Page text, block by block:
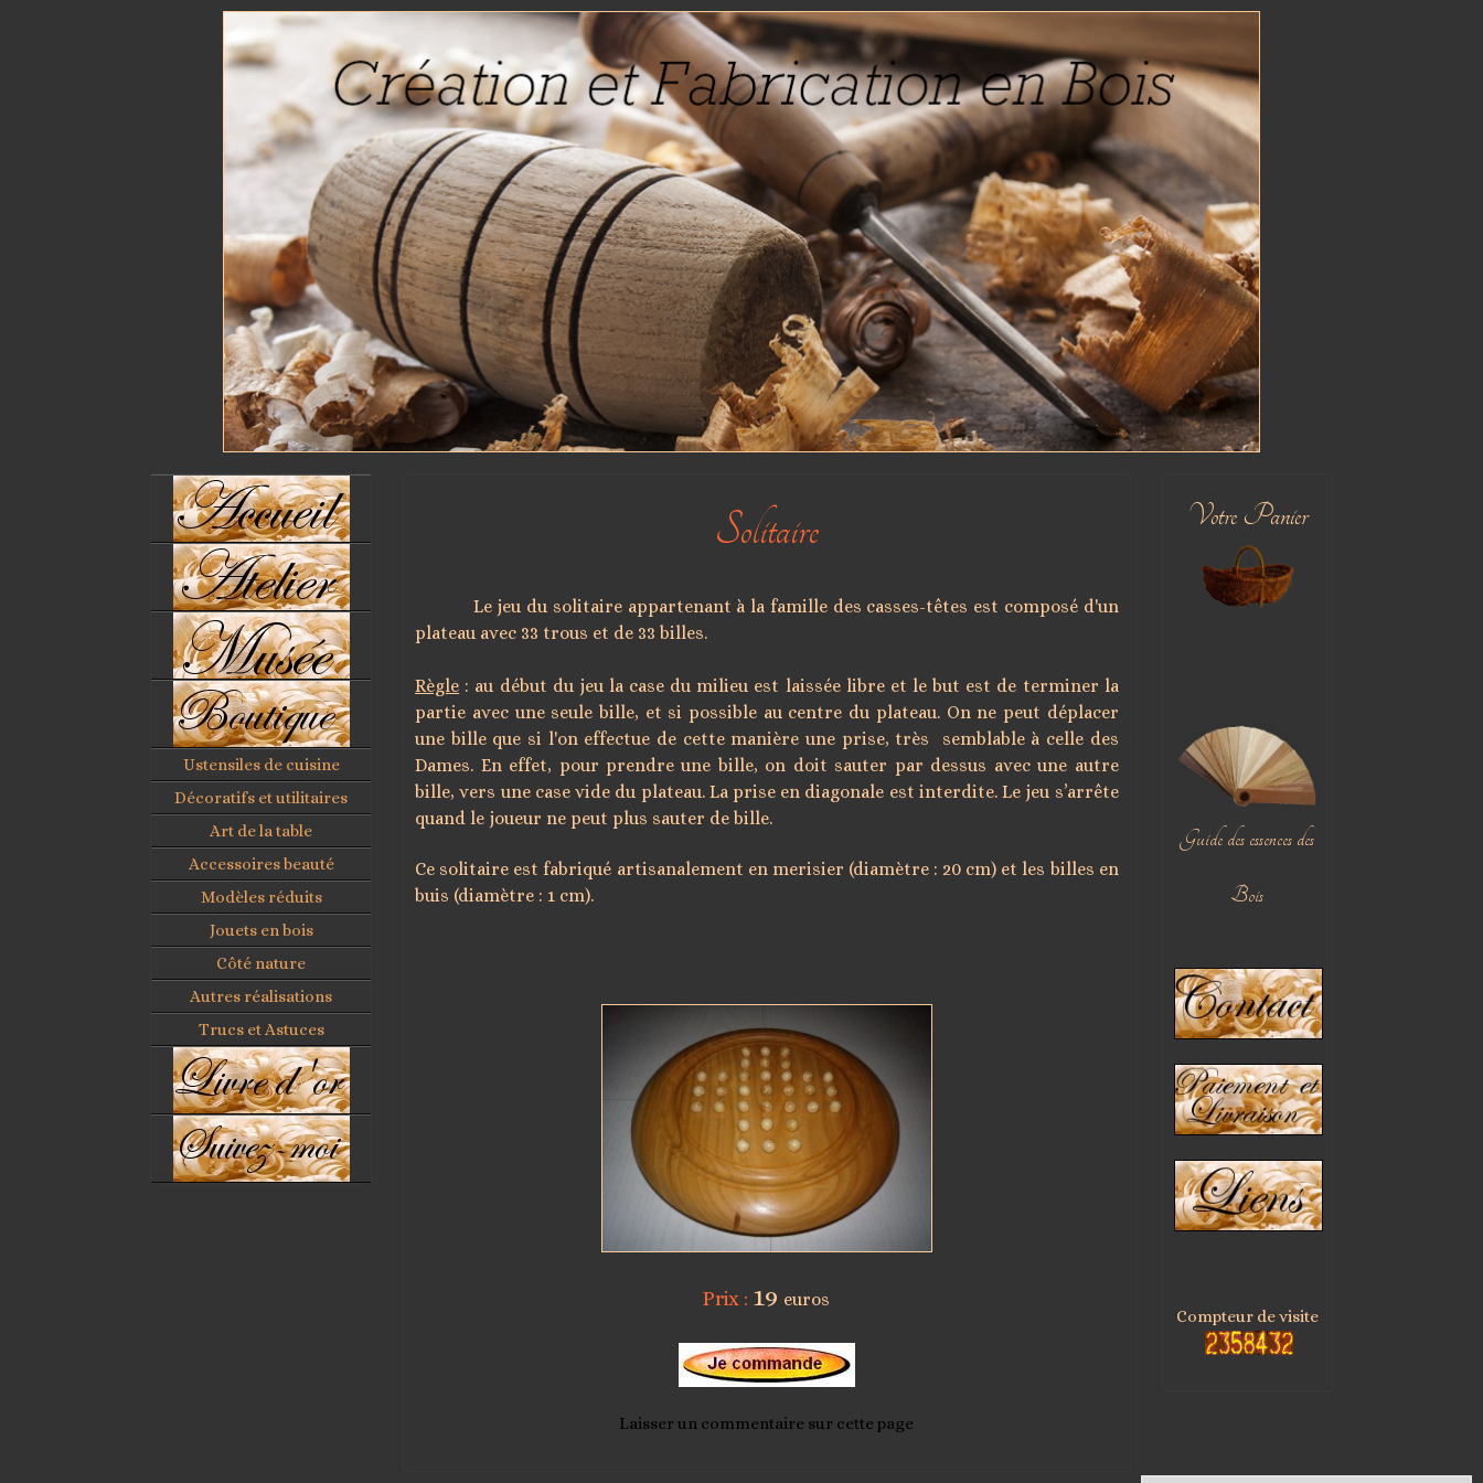
Ustensiles de cuisine
Décoratifs et utilitaires
Art de la table
Accessoires beauté
Modèles réduits
Jouets en bois
Côté nature
Autres réalisations
Trucs et Astuces
Solitaire
Le jeu du solitaire appartenant à la famille des casses-têtes est composé d'un
plateau avec 33 trous et de 33 billes.
Règle : au début du jeu la case du milieu est laissée libre et le but est de terminer la
partie avec une seule bille, et si possible au centre du plateau. On ne peut déplacer
une bille que si l'on effectue de cette manière une prise, très semblable à celle des
Dames. En effet, pour prendre une bille, on doit sauter par dessus avec une autre
bille, vers une case vide du plateau. La prise en diagonale est interdite.Le jeu s’arrête
quand le joueur ne peut plus sauter de bille.
Ce solitaire est fabriqué artisanalement en merisier (diamètre : 20 cm) et les billes en
buis (diamètre : 1 cm).
Prix : 19 euros
Laisser un commentaire sur cette page
Votre Panier
Guide des essences des
Bois
Compteur de visite